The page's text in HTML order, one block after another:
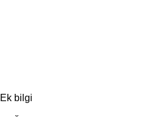
Ek bilgi